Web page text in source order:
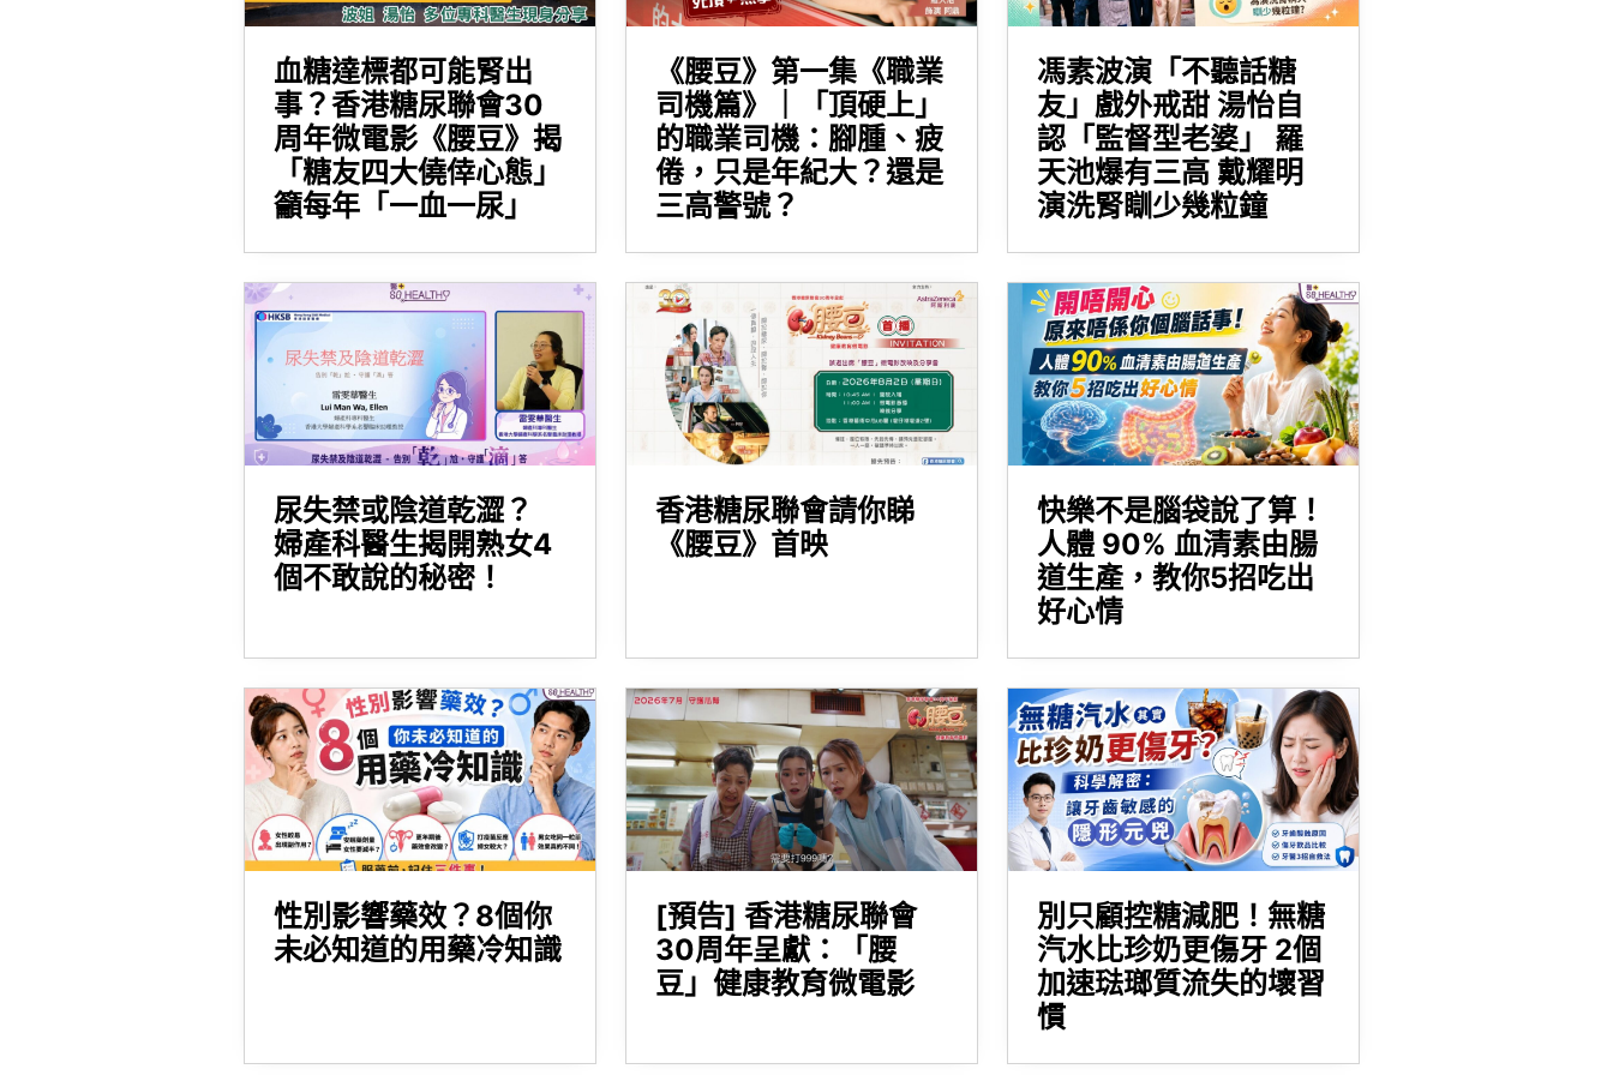
血糖達標都可能腎出
事？香港糖尿聯會30
周年微電影《腰豆》揭
「糖友四大僥倖心態」
籲每年「一血一尿」
《腰豆》第一集《職業
司機篇》｜「頂硬上」
的職業司機：腳腫、疲
倦，只是年紀大？還是
三高警號？
馮素波演「不聽話糖
友」戲外戒甜 湯怡自
認「監督型老婆」 羅
天池爆有三高 戴耀明
演洗腎瞓少幾粒鐘
尿失禁或陰道乾澀？
婦產科醫生揭開熟女4
個不敢說的秘密！
香港糖尿聯會請你睇
《腰豆》首映
快樂不是腦袋說了算！
人體 90% 血清素由腸
道生產，教你5招吃出
好心情
性別影響藥效？8個你
未必知道的用藥冷知識
[預告] 香港糖尿聯會
30周年呈獻：「腰
豆」健康教育微電影
別只顧控糖減肥！無糖
汽水比珍奶更傷牙 2個
加速琺瑯質流失的壞習
慣